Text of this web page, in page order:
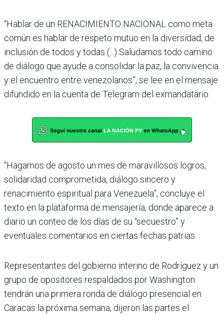
“Hablar de un RENACIMIENTO NACIONAL como meta
común es hablar de respeto mutuo en la diversidad, de
inclusión de todos y todas (...) Saludamos todo camino
de diálogo que ayude a consolidar la paz, la convivencia
y el encuentro entre venezolanos”, se lee en el mensaje
difundido en la cuenta de Telegram del exmandatario.
“Hagamos de agosto un mes de maravillosos logros,
solidaridad comprometida, diálogo sincero y
renacimiento espiritual para Venezuela”, concluye el
texto en la plataforma de mensajería, donde aparece a
diario un conteo de los días de su “secuestro” y
eventuales comentarios en ciertas fechas patrias.
Representantes del gobierno interino de Rodríguez y un
grupo de opositores respaldados por Washington
tendrán una primera ronda de diálogo presencial en
Caracas la próxima semana, dijeron las partes el